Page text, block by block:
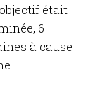
était
6
à cause